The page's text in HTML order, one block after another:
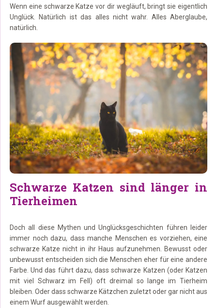
Wenn eine schwarze Katze vor dir wegläuft, bringt sie eigentlich
Unglück. Natürlich ist das alles nicht wahr. Alles Aberglaube,
natürlich.
Schwarze Katzen sind länger in
Tierheimen
Doch all diese Mythen und Unglücksgeschichten führen leider
immer noch dazu, dass manche Menschen es vorziehen, eine
schwarze Katze nicht in ihr Haus aufzunehmen. Bewusst oder
unbewusst entscheiden sich die Menschen eher für eine andere
Farbe. Und das führt dazu, dass schwarze Katzen (oder Katzen
mit viel Schwarz im Fell) oft dreimal so lange im Tierheim
bleiben. Oder dass schwarze Kätzchen zuletzt oder gar nicht aus
einem Wurf ausgewählt werden.